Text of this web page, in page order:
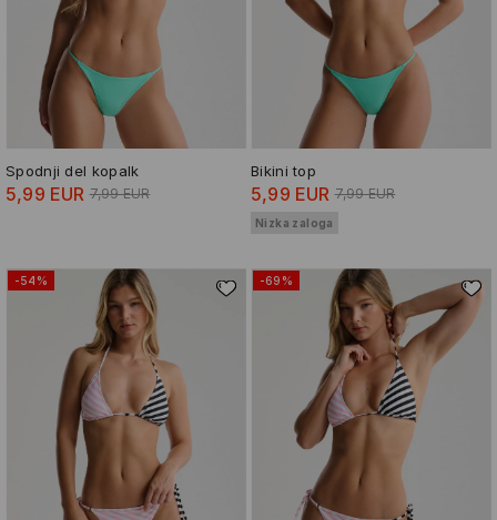
Spodnji del kopalk
5,99 EUR 7,99 EUR
Bikini top
5,99 EUR 7,99 EUR
Nizka zaloga
-54% -69%